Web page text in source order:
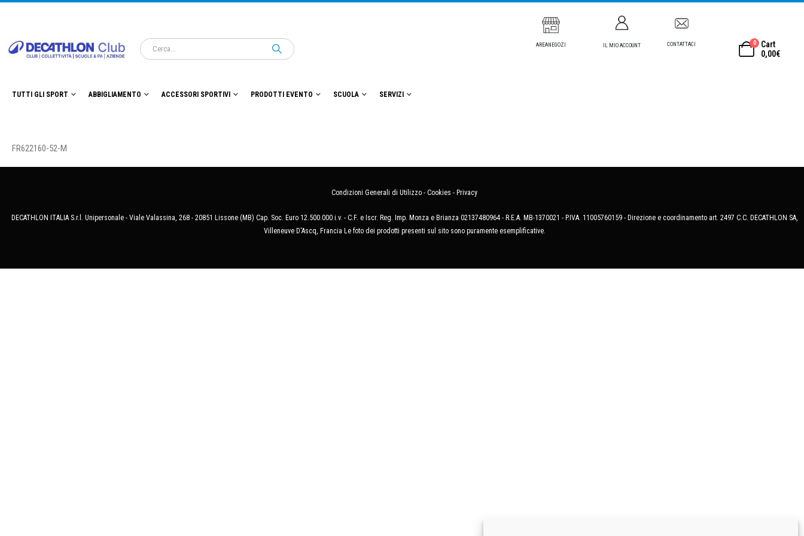
AREANEGOZI IL MIO ACCOUNT CONTATTACI 0
Cart
0,00€
TUTTI GLI SPORT ABBIGLIAMENTO ACCESSORI SPORTIVI PRODOTTI EVENTO SCUOLA SERVIZI
FR622160-52-M
Condizioni Generali di Utilizzo - Cookies - Privacy
DECATHLON ITALIA S.r.l. Unipersonale - Viale Valassina, 268 - 20851 Lissone (MB) Cap. Soc. Euro 12.500.000 i.v. - C.F. e Iscr. Reg. Imp. Monza e Brianza 02137480964 - R.E.A. MB-1370021 - P.IVA. 11005760159 - Direzione e coordinamento art. 2497 C.C. DECATHLON SA,
Villeneuve D'Ascq, Francia Le foto dei prodotti presenti sul sito sono puramente esemplificative.